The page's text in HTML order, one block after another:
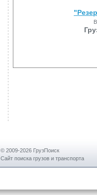
© 2009-2026 ГрузПоиск
Сайт поиска грузов и транспорта